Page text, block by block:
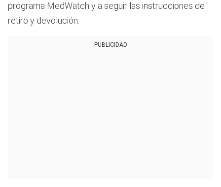
programa MedWatch y a seguir las instrucciones de
retiro y devolución.
PUBLICIDAD